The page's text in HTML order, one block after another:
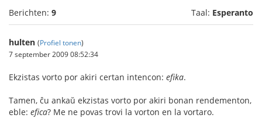
Berichten: 9 Taal: Esperanto
hulten (Profiel tonen)
7 september 2009 08:52:34
Ekzistas vorto por akiri certan intencon: efika.
Tamen, ĉu ankaŭ ekzistas vorto por akiri bonan rendementon,
eble: efica? Me ne povas trovi la vorton en la vortaro.